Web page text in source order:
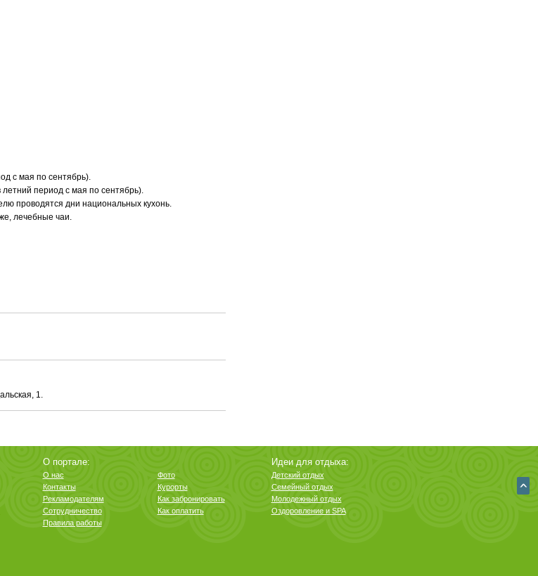
с мая по сентябрь).
летний период с мая по сентябрь).
проводятся дни национальных кухонь.
лечебные чаи.
1.
О портале:
О нас
Фото
Контакты
Курорты
Рекламодателям
Как забронировать
Сотрудничество
Как оплатить
Правила работы
Идеи для отдыха:
Детский отдых
Семейный отдых
Молодежный отдых
Оздоровление и SPA